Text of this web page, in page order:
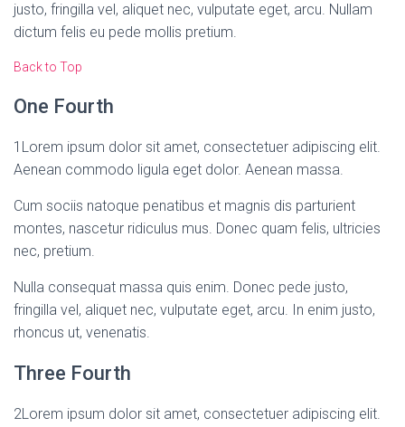
justo, fringilla vel, aliquet nec, vulputate eget, arcu. Nullam
dictum felis eu pede mollis pretium.
Back to Top
One Fourth
1 Lorem ipsum dolor sit amet, consectetuer adipiscing elit.
Aenean commodo ligula eget dolor. Aenean massa.
Cum sociis natoque penatibus et magnis dis parturient
montes, nascetur ridiculus mus. Donec quam felis, ultricies
nec, pretium.
Nulla consequat massa quis enim. Donec pede justo,
fringilla vel, aliquet nec, vulputate eget, arcu. In enim justo,
rhoncus ut, venenatis.
Three Fourth
2Lorem ipsum dolor sit amet, consectetuer adipiscing elit.